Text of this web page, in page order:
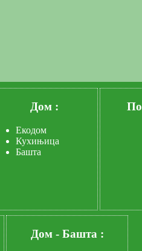
Дом :
Екодом
Кухињица
Башта
Дом - Башта :